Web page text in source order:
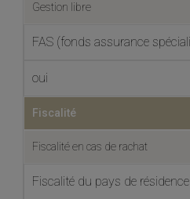
Gestion libre
FAS (fonds assurance
oui
Fiscalité
Fiscalité en cas de rachat
Fiscalité du pays de résidence